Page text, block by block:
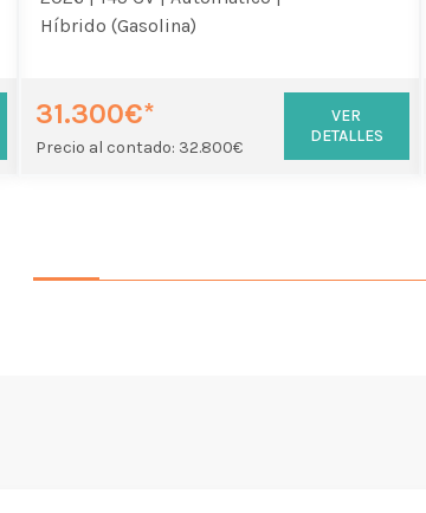
Híbrido (Gasolina)
31.300€*
Precio al contado: 32.800€
VER
DETALLES